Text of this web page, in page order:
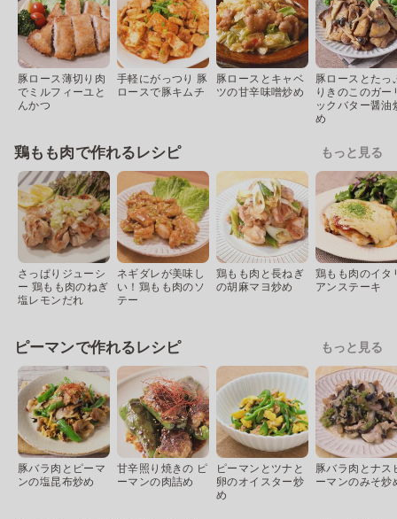
豚ロース薄切り肉
でミルフィーユと
んかつ
手軽にがっつり 豚
ロースで豚キムチ
豚ロースとキャベ
ツの甘辛味噌炒め
豚ロースとたっ
りきのこのガー
ックバター醤油
め
鶏もも肉で作れるレシピ もっと見る
さっぱりジューシ
ー 鶏もも肉のねぎ
塩レモンだれ
ネギダレが美味し
い！鶏もも肉のソ
テー
鶏もも肉と長ねぎ
の胡麻マヨ炒め
鶏もも肉のイタ
アンステーキ
ピーマンで作れるレシピ もっと見る
豚バラ肉とピーマ
ンの塩昆布炒め
甘辛照り焼きの ピ
ーマンの肉詰め
ピーマンとツナと
卵のオイスター炒
め
豚バラ肉とナス
ーマンのみそ炒